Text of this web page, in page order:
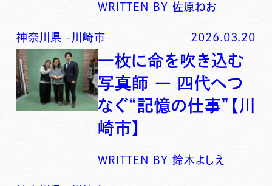
WRITTEN BY 佐原ねお
神奈川県 - 川崎市 2026.03.20
一枚に命を吹き込む
写真師 ― 四代へつ
なぐ“記憶の仕事”【川
崎市】
WRITTEN BY 鈴木よしえ